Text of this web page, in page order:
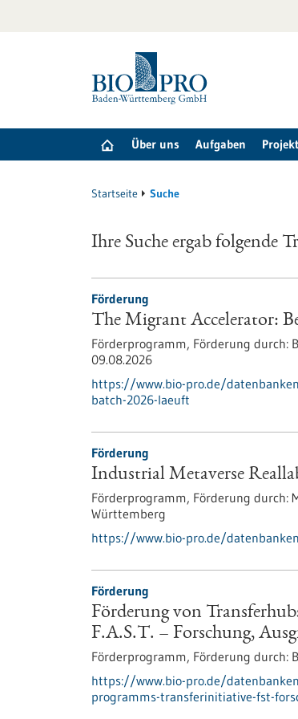
Über uns Aufgaben
Startseite Suche
Ihre Suche ergab folgende
Förderung
The Migrant Accelerator:
Förderprogramm, Förderung durch:
09.08.2026
https://www.bio-pro.de/
batch-2026-laeuft
Förderung
Industrial Metaverse
Förderprogramm, Förderung durch:
Württemberg
https://www.bio-pro.de/
Förderung
Förderung von
F.A.S.T. – Forschung,
Förderprogramm, Förderung durch:
https://www.bio-pro.de/
programms-transferinitiative-fst-